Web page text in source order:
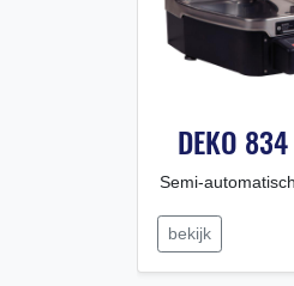
DEKO
Semi-
bekijk